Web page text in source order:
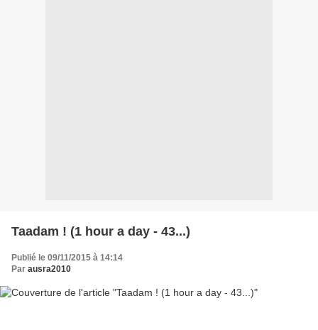
Taadam ! (1 hour a day - 43...)
Publié le 09/11/2015 à 14:14
Par ausra2010